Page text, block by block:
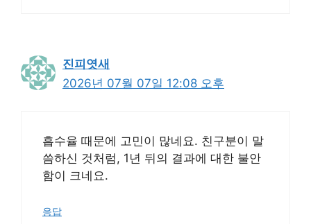
진피엿새
2026년 07월 07일 12:08 오후
흡수율 때문에 고민이 많네요. 친구분이 말
씀하신 것처럼, 1년 뒤의 결과에 대한 불안
함이 크네요.
응답